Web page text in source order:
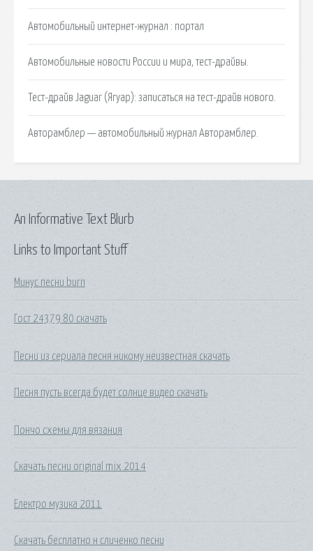
Автомобильный интернет-журнал : портал
Автомобильные новости России и мира, тест-драйвы.
Тест-драйв Jaguar (Ягуар): записаться на тест-драйв нового.
Авторамблер — автомобильный журнал Авторамблер.
Links to Important Stuff
Минус песни burn
Гост 24379 80 скачать
Песни из сериала песня никому неизвестная скачать
Песня пусть всегда будет солнце видео скачать
Пончо схемы для вязания
Скачать песни original mix 2014
Електро музика 2011
Скачать бесплатно н сличенко песни
An Informative Text Blurb